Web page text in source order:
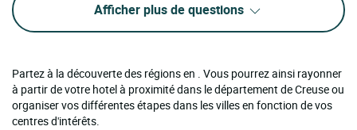
Afficher plus de questions
Partez à la découverte des régions en . Vous pourrez ainsi rayonner
à partir de votre hotel à proximité dans le département de Creuse ou
organiser vos différentes étapes dans les villes en fonction de vos
centres d'intérêts.